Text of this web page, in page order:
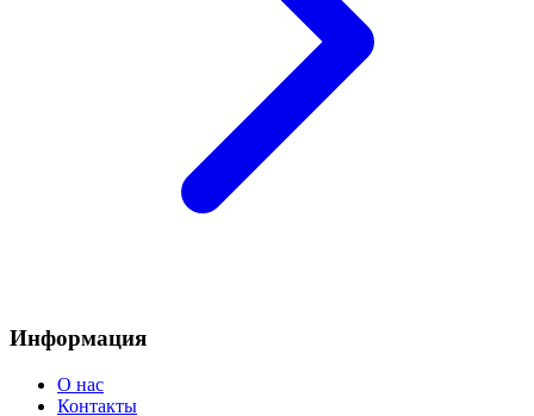
Информация
О нас
Контакты